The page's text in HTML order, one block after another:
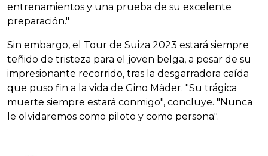
entrenamientos y una prueba de su excelente
preparación."
Sin embargo, el Tour de Suiza 2023 estará siempre
teñido de tristeza para el joven belga, a pesar de su
impresionante recorrido, tras la desgarradora caída
que puso fin a la vida de Gino Mäder. "Su trágica
muerte siempre estará conmigo", concluye. "Nunca
le olvidaremos como piloto y como persona".